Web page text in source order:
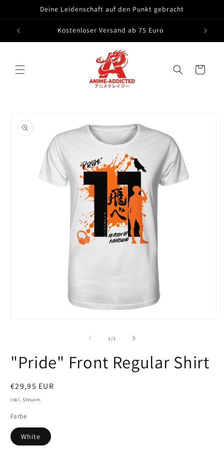
Deine Leidenschaft auf den Punkt gebracht
Kostenloser Versand ab 75 Euro
Warenkorb
1 /von
3
"Pride" Front Regular Shirt
Normaler
Preis
€29,95 EUR
Inkl. Steuern.
Farbe
White